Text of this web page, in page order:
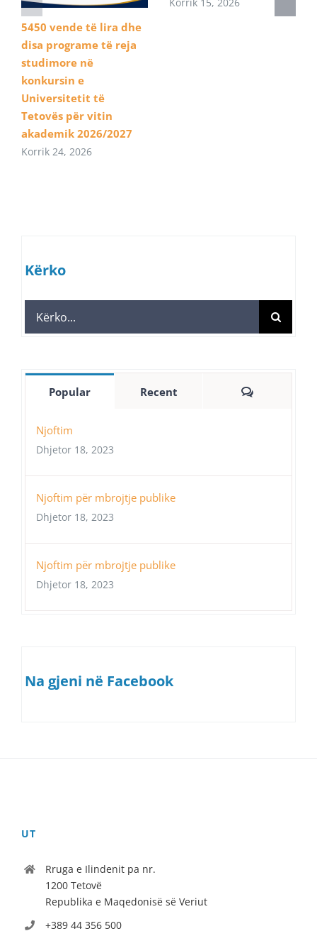
5450 vende të lira dhe
disa programe të reja
studimore në
konkursin e
Universitetit të
Tetovës për vitin
akademik 2026/2027
Korrik 24, 2026
Kërko
Search
for:
Popular Recent Comments
Njoftim
Dhjetor 18, 2023
Njoftim për mbrojtje publike
Dhjetor 18, 2023
Njoftim për mbrojtje publike
Dhjetor 18, 2023
Na gjeni në Facebook
UT
Rruga e Ilindenit pa nr.
1200 Tetovë
Republika e Maqedonisë së Veriut
+389 44 356 500